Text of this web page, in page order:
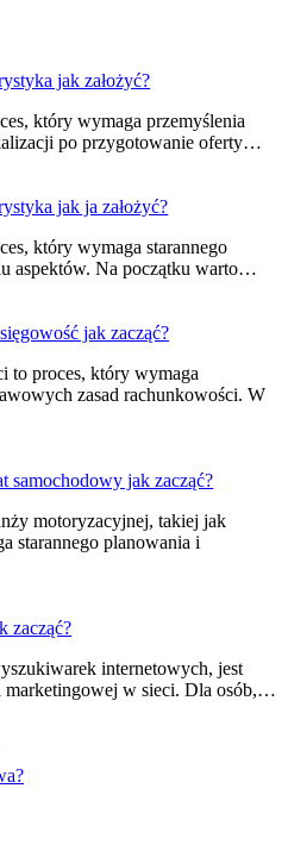
jak założyć?
który wymaga przemyślenia
po przygotowanie oferty…
jak ja założyć?
który wymaga starannego
aspektów. Na początku warto…
jak zacząć?
to proces, który wymaga
zasad rachunkowości. W
samochodowy jak zacząć?
motoryzacyjnej, takiej jak
starannego planowania i
zacząć?
internetowych, jest
marketingowej w sieci. Dla osób,…